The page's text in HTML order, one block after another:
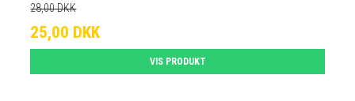
28,00 DKK
25,00 DKK
VIS PRODUKT